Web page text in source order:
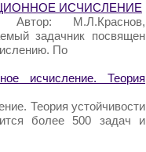
ИСЧИСЛЕНИЕ
М.Л.Краснов,
задачник посвящен
По
исчисление. Теория
Теория устойчивости
более 500 задач и